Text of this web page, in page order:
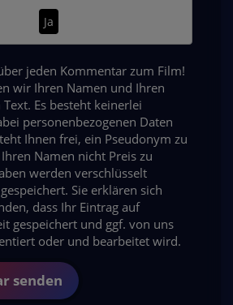
Ja
jeden Kommentar zum Film!
wir Ihren Namen und Ihren
Es besteht keinerlei
personenbezogenen Daten
Ihnen frei, ein Pseudonym zu
Namen nicht Preis zu
werden verschlüsselt
Sie erklären sich
dass Ihr Eintrag auf
gespeichert und ggf. von uns
oder und bearbeitet wird.
senden